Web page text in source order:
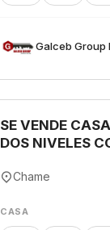
Galceb Group
SE VENDE
DOS NIVELES
Chame
CASA